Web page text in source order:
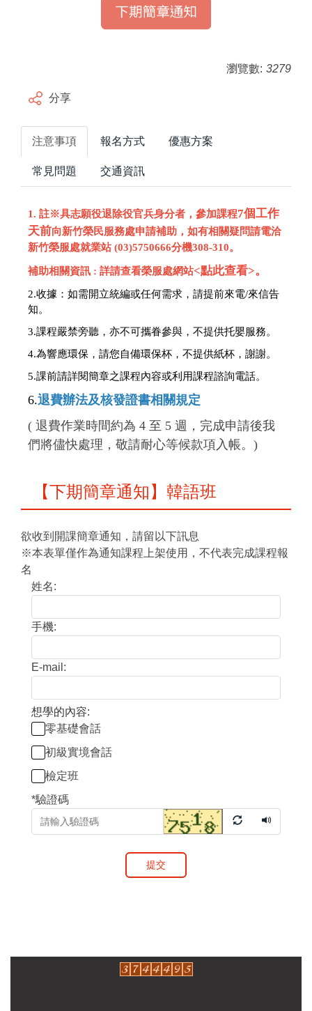
瀏覽數: 3279
分享
注意事項 報名方式 優惠方案
常見問題 交通資訊
1. 註※具志願役退除役官兵身分者，參加課程7個工作
天前向新竹榮民服務處申請補助，如有相關疑問請電洽
新竹榮服處就業站 (03)5750666分機308-310。
補助相關資訊 : 詳請查看榮服處網站<點此查看>。
2.收據： 如需開立統編或任何需求，請提前來電/來信告
知。
3.課程嚴禁旁聽，亦不可攜眷參與，不提供托嬰服務。
4.為響應環保，請您自備環保杯，不提供紙杯，謝謝。
5.課前請詳閱簡章之課程內容或利用課程諮詢電話。
6.退費辦法及核發證書相關規定
( 退費作業時間約為 4 至 5 週，完成申請後我
們將儘快處理，敬請耐心等候款項入帳。)
【下期簡章通知】韓語班
欲收到開課簡章通知，請留以下訊息
※本表單僅作為通知課程上架使用，不代表完成課程報
名
姓名:
手機:
E-mail:
想學的內容:
零基礎會話
初級實境會話
檢定班
*驗證碼
提交